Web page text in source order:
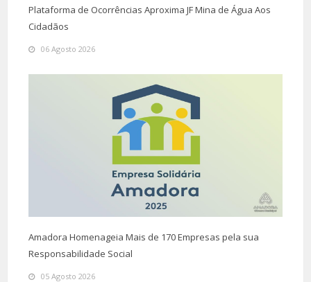
Plataforma de Ocorrências Aproxima JF Mina de Água Aos
Cidadãos
06 Agosto 2026
Amadora Homenageia Mais de 170 Empresas pela sua
Responsabilidade Social
05 Agosto 2026